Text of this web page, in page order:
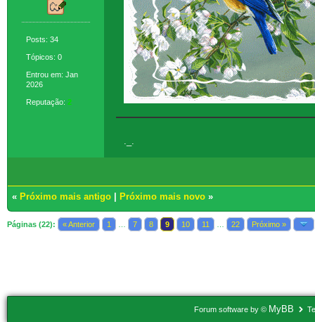
Posts: 34
Tópicos: 0
Entrou em: Jan
2026
Reputação: 2
._.
« Próximo mais antigo Próximo mais novo »
Páginas (22): « Anterior 1 7 8 9 10 11 22 Próximo »
Forum software by © MyBB